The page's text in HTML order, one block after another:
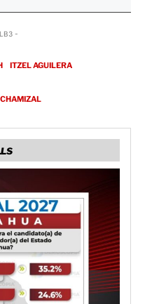
-
ITZEL AGUILERA
CHAMIZAL